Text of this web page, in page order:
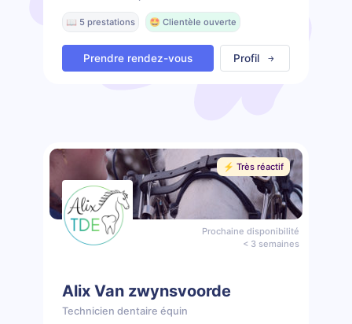
📖 5 prestations 🤩 Clientèle ouverte
Prendre rendez-vous Profil
⚡️ Très réactif
Prochaine disponibilité
< 3 semaines
Alix Van zwynsvoorde
Technicien dentaire équin